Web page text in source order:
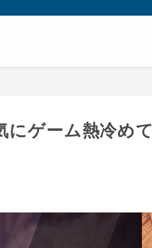
にゲーム熱冷めて